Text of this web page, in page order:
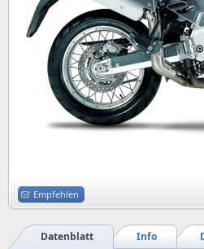
Empfehlen
Info
Datenblatt